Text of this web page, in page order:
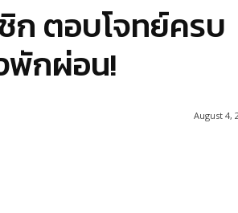
ก ตอบโจทย์ครบ
พักผ่อน!
August 4,